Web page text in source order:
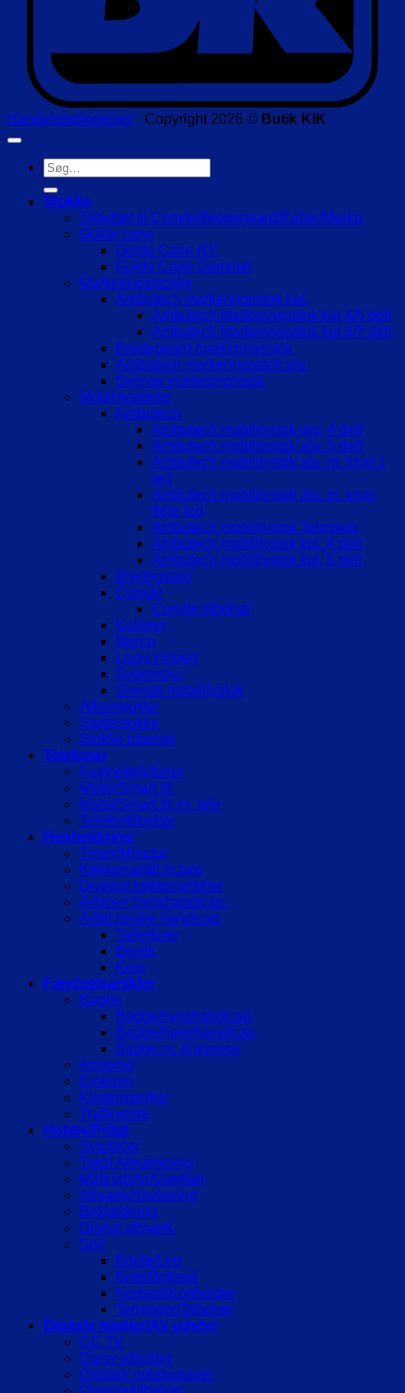
Handelsbetingelser - Copyright 2026 © Butik KIK
Søg
efter:
Stokke
Tilbehør til Comde/Bredegaard/Keller/Merko
Guide cane
Guide Cane NY
Guide Cane Gammel
Markeringsstokke
Ambutech markeringsstok kul.
Ambutech Markeringsstok kul 4/5 delt
Ambutech Markeringsstok kul 6/7 delt
Bredegaard markeringsstok
Ambutech markeringsstok alu.
Svensk markeringsstok
Mobilitystokke
Ambutech
Ambutech mobilitystok alu. 4 delt
Ambutech mobilitystok alu. 5 delt
Ambutech mobilitystok alu. m. krog 1
led
Ambutech mobilitystok alu. m. krog
flere led
Ambutech mobilitystok Teleskop
Ambutech mobilitystok kul. 4 delt
Ambutech mobilitystok kul. 5 delt
Bredegaard
Comde
Comde tilbehør
Kellerer
Merco
Louis Hebert
Svarovsky
Svensk mobilitystok
Albuestokke
Støttestokke
Stokke tilbehør
Telefoner
Fastnettelefoner
Mobil/Smart tlf.
Mobil/Smart tlf. m. tale
Telefontilbehør
Husholdning
Timer/Minutur
Køkkenartikl.m.tale
Diverse køkkenartikler
Artikler/ Synshandicap.
Artikl./andre handicap
Tallerkner
Bestik
Krus
Færdselsartikler
Bagde
Badge/synshandicap
Badge/hørerhandicap
Badge m. diagnose
Armbind
Emblem
Klistermærker
Trafikveste
Hobby/Fritid
Syartikler
Taktil Afmærkning
Måleudstyr/Værktøj
Afmærk/markering
Beklædning
Digital afmærk.
Spil
Bolde/Leg
Bræt/Brikspil
Kortspil/Kortholder
Terninger/Tilbehør
Digitale medier/AV udstyr
CC TV
Daisy-afspiller
Digitale notatoptager